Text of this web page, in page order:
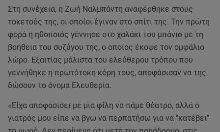
Στη συνέχεια, η Ζωή Ναλμπάντη αναφέρθηκε στους
τοκετούς της, οι οποίοι έγιναν στο σπίτι της. Την πρώτη
φορά η ηθοποιός γέννησε στο χαλάκι του μπάνιο με τη
βοήθεια του συζύγου της, ο οποίος έκοψε τον ομφάλιο
λώρο. Εξαιτίας μάλιστα του ελεύθερου τρόπου που
γεννήθηκε η πρωτότοκη κόρη τους, αποφάσισαν να της
δώσουν το όνομα Ελευθερία.
«Είχα αποφασίσει με μια φίλη να πάμε θέατρο, αλλά ο
γιατρός μου είπε να βγω να περπατήσω για να "κατέβει"